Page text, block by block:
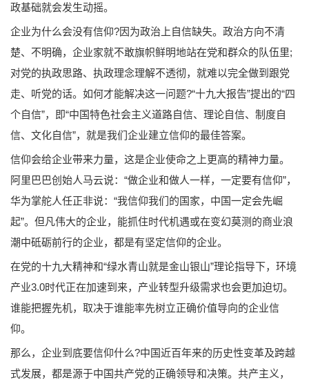
政基础就会发生动摇。
企业为什么会没有信仰?因为政治上自信缺失。政治方向不清
楚、不明确，企业家就不敢旗帜鲜明地站在党和群众的队伍里;
对党的执政思路、执政理念理解不透彻，就难以完全做到跟党
走、听党的话。如何才能解决这一问题?“十九大报告”提出的“四
个自信”，即“中国特色社会主义道路自信、理论自信、制度自
信、文化自信”，就是我们企业建立信仰的最佳答案。
信仰会给企业带来力量，这是企业使命之上更高的精神力量。
阿里巴巴创始人马云说：“做企业和做人一样，一定要有信仰”，
华为掌舵人任正非说：“我信仰我们的国家，中国一定会先崛
起”。但凡伟大的企业，能抓住时代机遇或在变幻莫测的商业浪
潮中砥砺前行的企业，都是有坚定信仰的企业。
在党的十九大精神和“绿水青山就是金山银山”理论指导下，环境
产业3.0时代正在加速到来，产业转型升级需求也会更加迫切。
谁能把握先机，取决于谁能率先树立正确价值导向的企业信
仰。
那么，企业到底要信仰什么?中国近百年来的历史性变革及跨越
式发展，都是源于中国共产党的正确领导和决策。共产主义，